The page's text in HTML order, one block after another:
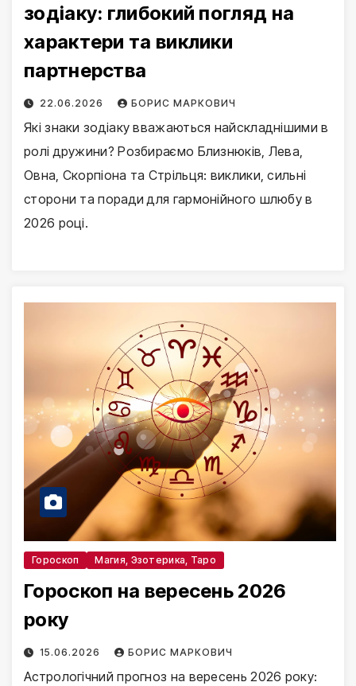
зодіаку: глибокий погляд на
характери та виклики
партнерства
22.06.2026 БОРИС МАРКОВИЧ
Які знаки зодіаку вважаються найскладнішими в
ролі дружини? Розбираємо Близнюків, Лева,
Овна, Скорпіона та Стрільця: виклики, сильні
сторони та поради для гармонійного шлюбу в
2026 році.
Гороскоп Магия, Эзотерика, Таро
Гороскоп на вересень 2026
року
15.06.2026 БОРИС МАРКОВИЧ
Астрологічний прогноз на вересень 2026 року: